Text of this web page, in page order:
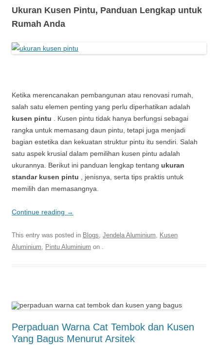
Ukuran Kusen Pintu, Panduan Lengkap untuk
Rumah Anda
Ketika merencanakan pembangunan atau renovasi rumah,
salah satu elemen penting yang perlu diperhatikan adalah
kusen pintu . Kusen pintu tidak hanya berfungsi sebagai
rangka untuk memasang daun pintu, tetapi juga menjadi
bagian estetika dan kekuatan struktur pintu itu sendiri. Salah
satu aspek krusial dalam pemilihan kusen pintu adalah
ukurannya. Berikut ini panduan lengkap tentang ukuran
standar kusen pintu , jenisnya, serta tips praktis untuk
memilih dan memasangnya.
Continue reading →
This entry was posted in Blogs, Jendela Aluminium, Kusen
Aluminium, Pintu Aluminium on .
Perpaduan Warna Cat Tembok dan Kusen
Yang Bagus Menurut Arsitek